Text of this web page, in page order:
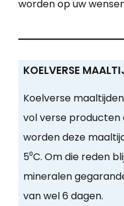
worden op uw
KOELVERSE
Koelverse
vol verse producten
worden deze
5⁰C. Om die reden
mineralen
van wel 6 dagen.